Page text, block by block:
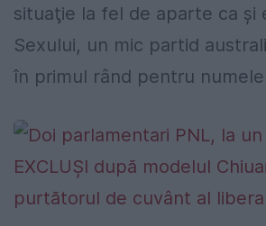
situaţie la fel de aparte ca şi
Sexului, un mic partid
în primul rând pentru numele